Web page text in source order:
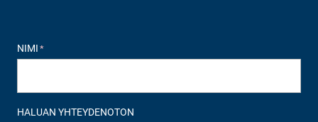
NIMI *
HALUAN YHTEYDENOTON